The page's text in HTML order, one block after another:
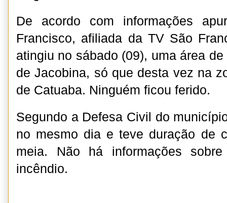
De acordo com informações
Francisco, afiliada da TV São
atingiu no sábado (09), uma área
de Jacobina, só que desta vez na
de Catuaba. Ninguém ficou ferido.
Segundo a Defesa Civil do
no mesmo dia e teve duração de
meia. Não há informações
incêndio.